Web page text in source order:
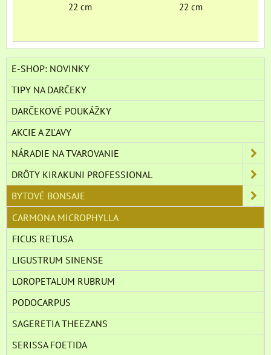
22 cm
22 cm
E-SHOP: NOVINKY
TIPY NA DARČEKY
DARČEKOVÉ POUKÁŽKY
AKCIE A ZĽAVY
NÁRADIE NA TVAROVANIE
DRÔTY KIRAKUNI PROFESSIONAL
BYTOVÉ BONSAJE
CARMONA MICROPHYLLA
FICUS RETUSA
LIGUSTRUM SINENSE
LOROPETALUM RUBRUM
PODOCARPUS
SAGERETIA THEEZANS
SERISSA FOETIDA